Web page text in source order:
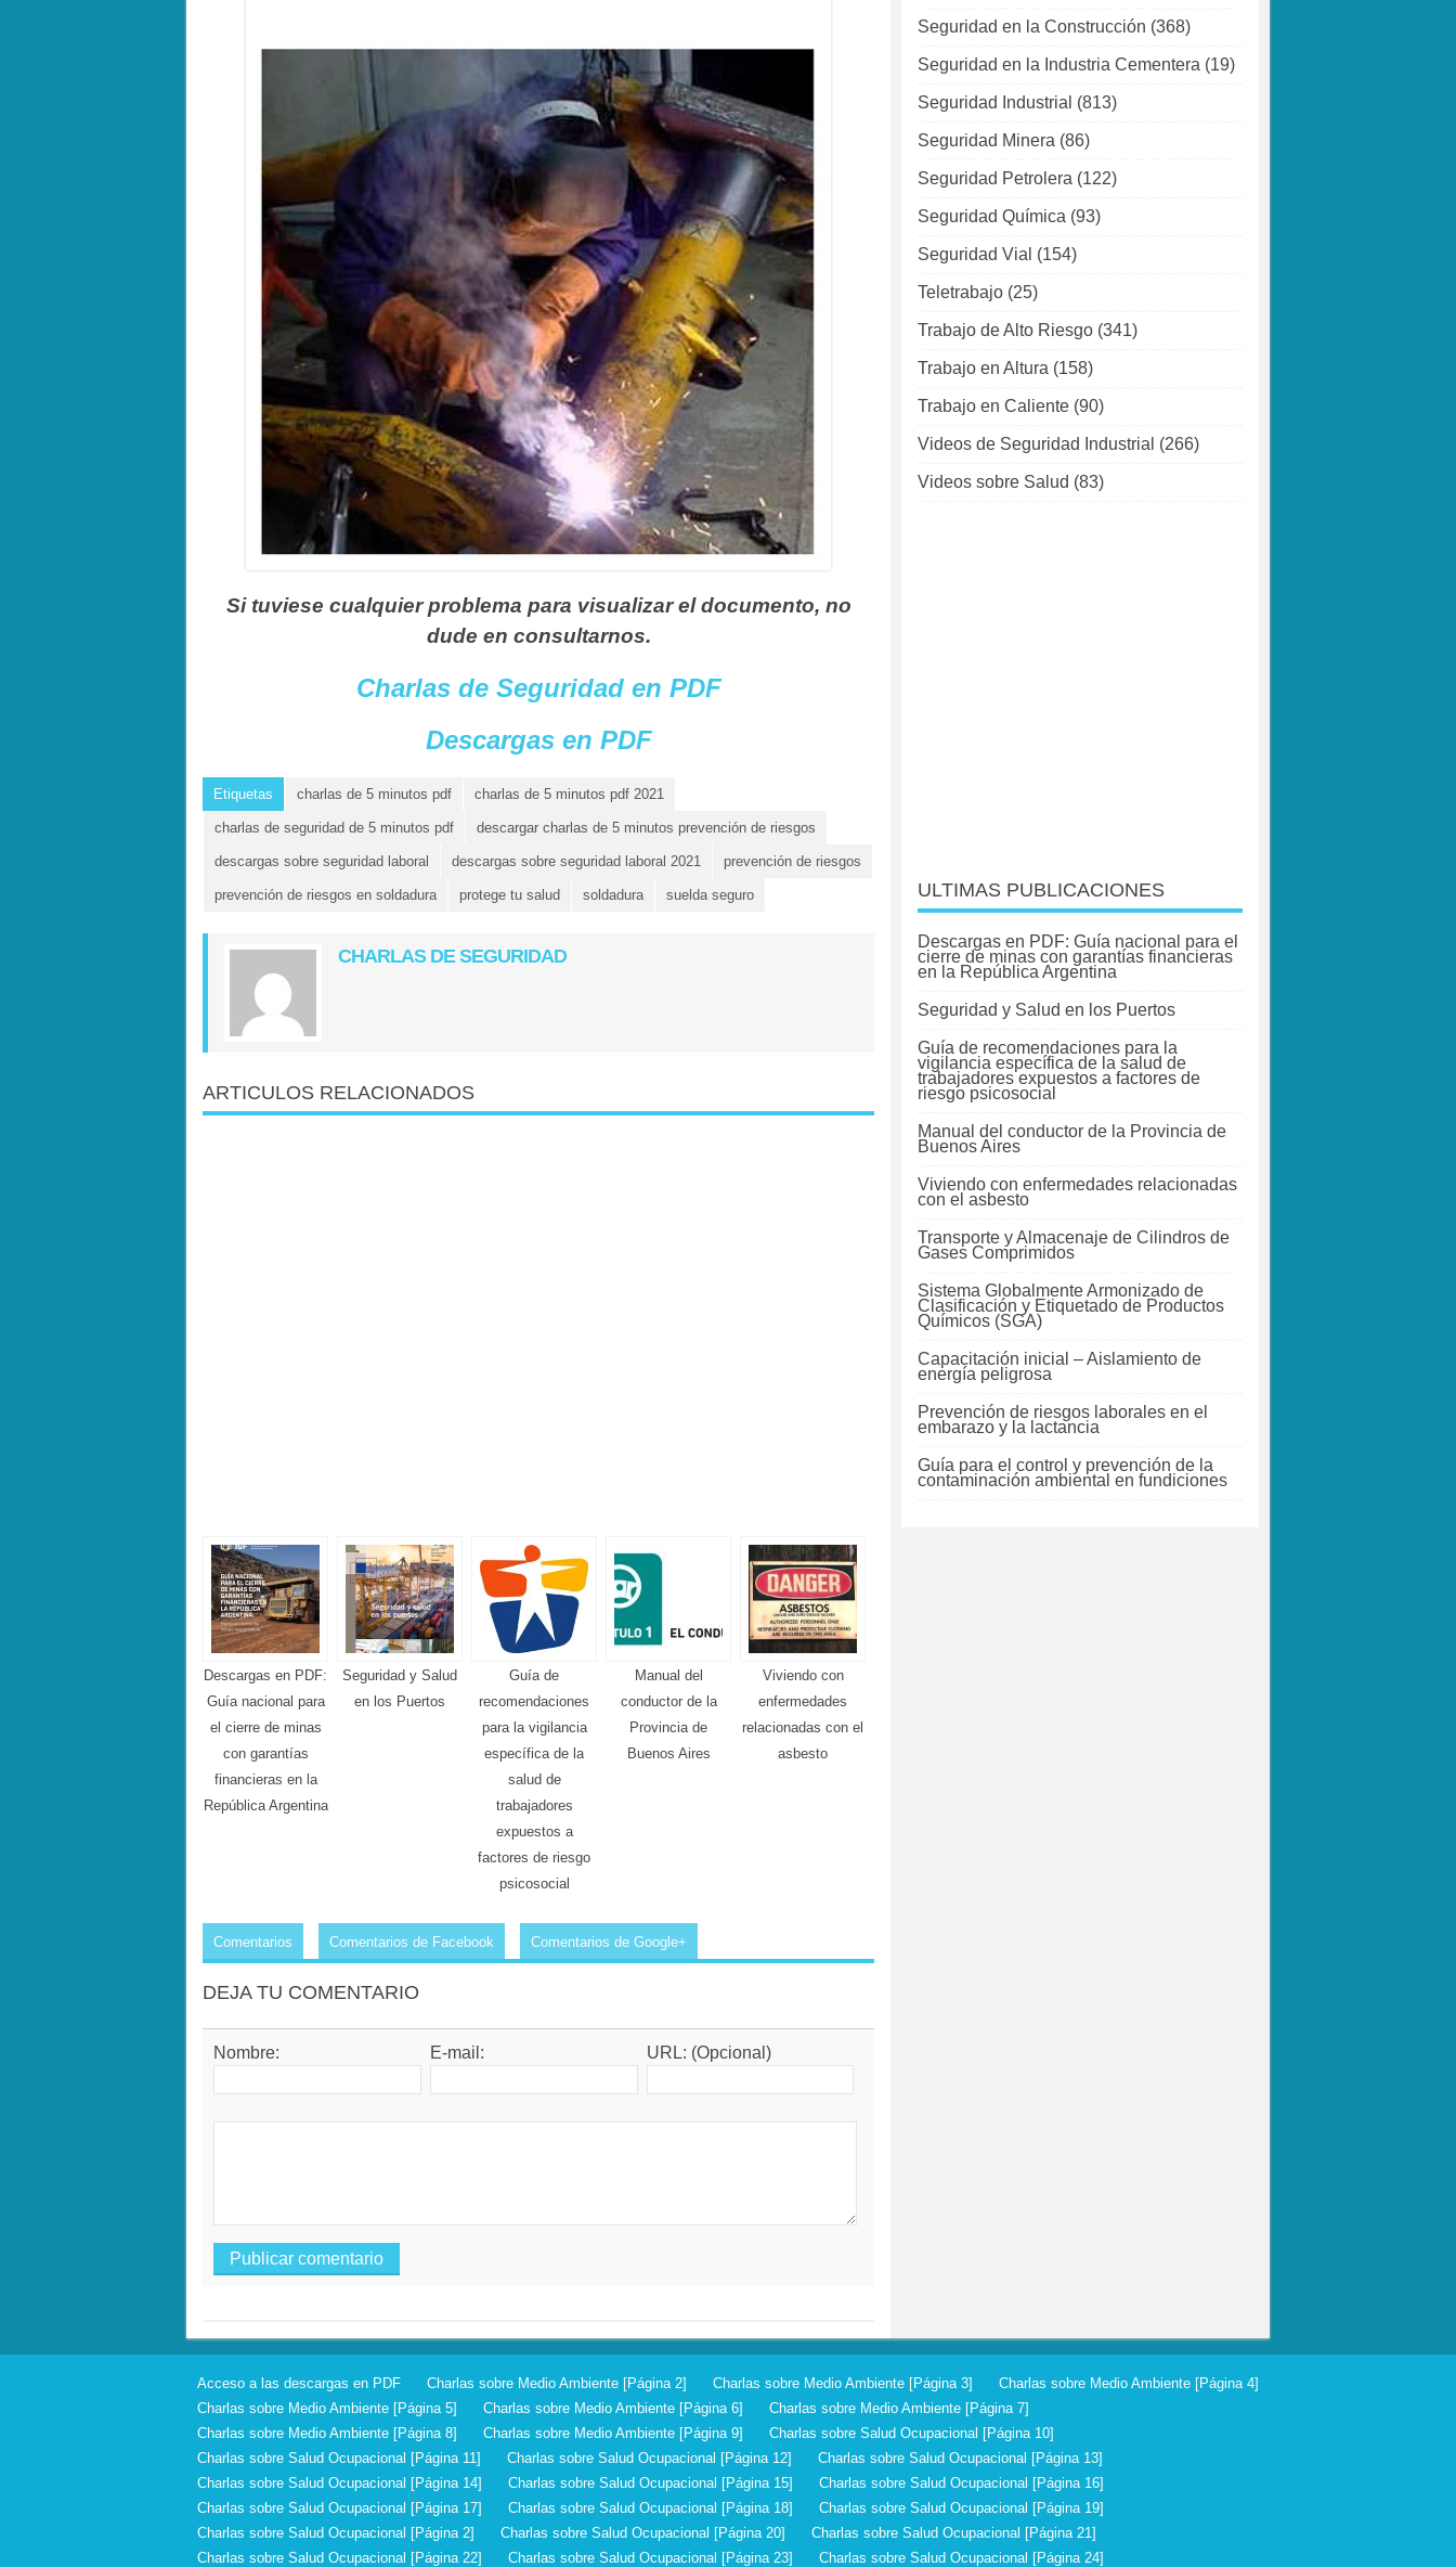
Si tuviese cualquier problema para visualizar el documento, no
dude en consultarnos.
Charlas de Seguridad en PDF
Descargas en PDF
Etiquetas charlas de 5 minutos pdf charlas de 5 minutos pdf 2021
charlas de seguridad de 5 minutos pdf descargar charlas de 5 minutos prevención de riesgos
descargas sobre seguridad laboral descargas sobre seguridad laboral 2021 prevención de riesgos
prevención de riesgos en soldadura protege tu salud soldadura suelda seguro
CHARLAS DE SEGURIDAD
ARTICULOS RELACIONADOS
Descargas en PDF:
Guía nacional para
el cierre de minas
con garantías
financieras en la
República Argentina
Seguridad y Salud
en los Puertos
Guía de
recomendaciones
para la vigilancia
específica de la
salud de
trabajadores
expuestos a
factores de riesgo
psicosocial
Manual del
conductor de la
Provincia de
Buenos Aires
Viviendo con
enfermedades
relacionadas con el
asbesto
Comentarios Comentarios de Facebook Comentarios de Google+
DEJA TU COMENTARIO
Nombre: E-mail: URL: (Opcional)
Seguridad en la Construcción (368)
Seguridad en la Industria Cementera (19)
Seguridad Industrial (813)
Seguridad Minera (86)
Seguridad Petrolera (122)
Seguridad Química (93)
Seguridad Vial (154)
Teletrabajo (25)
Trabajo de Alto Riesgo (341)
Trabajo en Altura (158)
Trabajo en Caliente (90)
Videos de Seguridad Industrial (266)
Videos sobre Salud (83)
ULTIMAS PUBLICACIONES
Descargas en PDF: Guía nacional para el
cierre de minas con garantías financieras
en la República Argentina
Seguridad y Salud en los Puertos
Guía de recomendaciones para la
vigilancia específica de la salud de
trabajadores expuestos a factores de
riesgo psicosocial
Manual del conductor de la Provincia de
Buenos Aires
Viviendo con enfermedades relacionadas
con el asbesto
Transporte y Almacenaje de Cilindros de
Gases Comprimidos
Sistema Globalmente Armonizado de
Clasificación y Etiquetado de Productos
Químicos (SGA)
Capacitación inicial – Aislamiento de
energía peligrosa
Prevención de riesgos laborales en el
embarazo y la lactancia
Guía para el control y prevención de la
contaminación ambiental en fundiciones
Acceso a las descargas en PDF Charlas sobre Medio Ambiente [Página 2] Charlas sobre Medio Ambiente [Página 3]
Charlas sobre Medio Ambiente [Página 4]
Charlas sobre Medio Ambiente [Página 5]
Charlas sobre Medio Ambiente [Página 6]
Charlas sobre Medio Ambiente [Página 7]
Charlas sobre Medio Ambiente [Página 8]
Charlas sobre Medio Ambiente [Página 9]
Charlas sobre Salud Ocupacional [Página 10]
Charlas sobre Salud Ocupacional [Página 11]
Charlas sobre Salud Ocupacional [Página 12]
Charlas sobre Salud Ocupacional [Página 13]
Charlas sobre Salud Ocupacional [Página 14]
Charlas sobre Salud Ocupacional [Página 15]
Charlas sobre Salud Ocupacional [Página 16]
Charlas sobre Salud Ocupacional [Página 17]
Charlas sobre Salud Ocupacional [Página 18]
Charlas sobre Salud Ocupacional [Página 19]
Charlas sobre Salud Ocupacional [Página 2]
Charlas sobre Salud Ocupacional [Página 20]
Charlas sobre Salud Ocupacional [Página 21]
Charlas sobre Salud Ocupacional [Página 22]
Charlas sobre Salud Ocupacional [Página 23] Charlas sobre Salud Ocupacional [Página 24]